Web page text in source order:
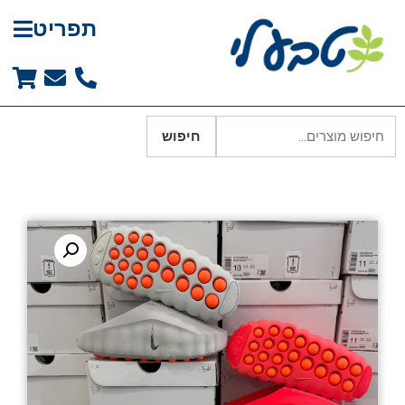
תפריט
חיפוש